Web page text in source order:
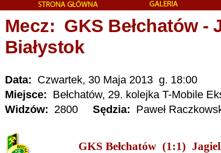
Mecz: GKS Bełchatów -
Białystok
Data: Czwartek, 30 Maja 2013 g. 18:00
Miejsce: Bełchatów, 29. kolejka T-Mobile
Widzów: 2800 Sędzia: Paweł
GKS Bełchatów (1:1)